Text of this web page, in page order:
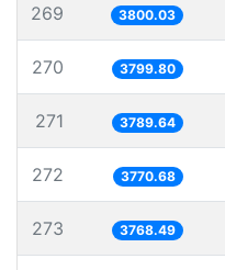
269 3800.03
270 3799.80
271 3789.64
272 3770.68
273 3768.49